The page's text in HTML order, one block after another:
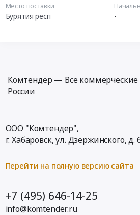
Место поставки
Бурятия респ -
Комтендер — Все коммерческие
России
ООО "Комтендер",
г. Хабаровск,ул. Дзержинского, д.
Перейти на полную версию сайта
+7 (495) 646-14-25
info@komtender.ru